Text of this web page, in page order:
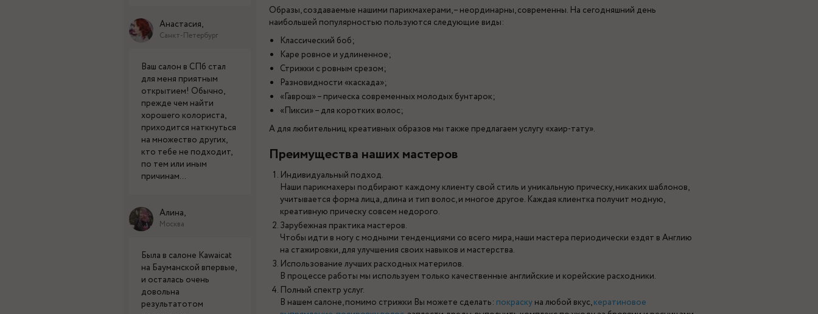
Анастасия,
Санкт-Петербург
Ваш салон в СПб стал
для меня приятным
открытием! Обычно,
прежде чем найти
хорошего колориста,
приходится наткнуться
на множество других,
кто тебе не подходит,
по тем или иным
причинам...
Алина,
Москва
Была в салоне Kawaicat
на Бауманской впервые,
и осталась очень
довольна
результатотом
Образы, создаваемые нашими парикмахерами, – неординарны, современны. На сегодняшний день
наибольшей популярностью пользуются следующие виды:
Классический боб;
Каре ровное и удлиненное;
Стрижки с ровным срезом;
Разновидности «каскада»;
«Гаврош» – прическа современных молодых бунтарок;
«Пикси» – для коротких волос;
А для любительниц креативных образов мы также предлагаем услугу «хаир-тату».
Преимущества наших мастеров
Индивидуальный подход.
Наши парикмахеры подбирают каждому клиенту свой стиль и уникальную прическу, никаких шаблонов,
учитывается форма лица, длина и тип волос, и многое другое. Каждая клиентка получит модную,
креативную прическу совсем недорого.
Зарубежная практика мастеров.
Чтобы идти в ногу с модными тенденциями со всего мира, наши мастера периодически ездят в Англию
на стажировки, для улучшения своих навыков и мастерства.
Использование лучших расходных материлов.
В процессе работы мы используем только качественные английские и корейские расходники.
Полный спектр услуг.
В нашем салоне, помимо стрижки Вы можете сделать: покраску на любой вкус,кератиновое